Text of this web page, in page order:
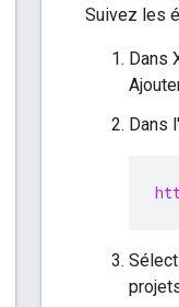
Suivez les
Dans
Dans